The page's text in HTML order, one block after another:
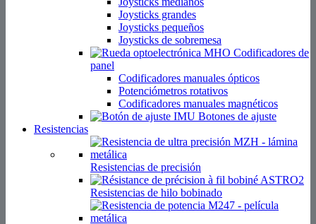
Joysticks grandes
Joysticks pequeños
Joysticks de sobremesa
Codificadores de
panel
Codificadores manuales ópticos
Potenciómetros rotativos
Codificadores manuales magnéticos
Botones de ajuste
Resistencias
Resistencias de precisión
Resistencias de hilo bobinado